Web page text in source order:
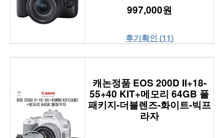
997,000원
후기확인 (11)
캐논정품 EOS 200D II+18-
55+40 KIT+메모리 64GB 풀
패키지-더블렌즈-화이트-빅프
라자